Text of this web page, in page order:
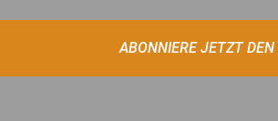
ABONNIERE JETZT DEN